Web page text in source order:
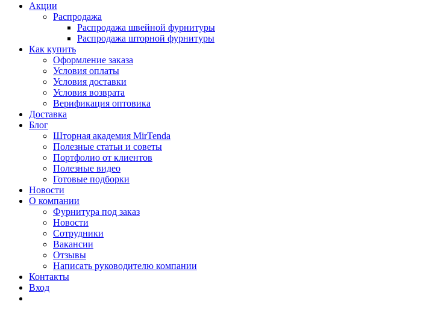
Акции
Распродажа
Распродажа швейной фурнитуры
Распродажа шторной фурнитуры
Как купить
Оформление заказа
Условия оплаты
Условия доставки
Условия возврата
Верификация оптовика
Доставка
Блог
Шторная академия MirTenda
Полезные статьи и советы
Портфолио от клиентов
Полезные видео
Готовые подборки
Новости
О компании
Фурнитура под заказ
Новости
Сотрудники
Вакансии
Отзывы
Написать руководителю компании
Контакты
Вход